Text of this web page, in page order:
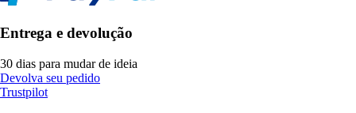
Entrega e devolução
30 dias para mudar de ideia
Devolva seu pedido
Trustpilot